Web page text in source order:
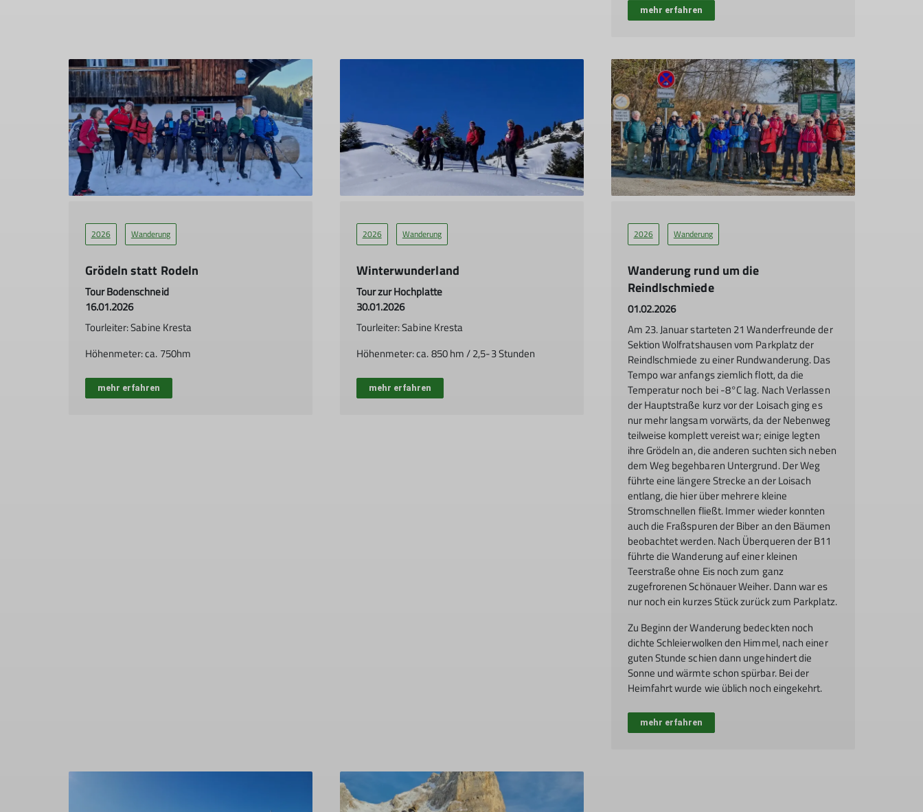
mehr erfahren
2026 Wanderung
Grödeln statt Rodeln
Tour Bodenschneid
16.01.2026
Tourleiter: Sabine Kresta
Höhenmeter: ca. 750hm
mehr erfahren
2026 Wanderung
Winterwunderland
Tour zur Hochplatte
30.01.2026
Tourleiter: Sabine Kresta
Höhenmeter: ca. 850 hm / 2,5-3 Stunden
mehr erfahren
2026 Wanderung
Wanderung rund um die
Reindlschmiede
01.02.2026
Am 23. Januar starteten 21 Wanderfreunde der
Sektion Wolfratshausen vom Parkplatz der
Reindlschmiede zu einer Rundwanderung. Das
Tempo war anfangs ziemlich flott, da die
Temperatur noch bei -8°C lag. Nach Verlassen
der Hauptstraße kurz vor der Loisach ging es
nur mehr langsam vorwärts, da der Nebenweg
teilweise komplett vereist war; einige legten
ihre Grödeln an, die anderen suchten sich neben
dem Weg begehbaren Untergrund. Der Weg
führte eine längere Strecke an der Loisach
entlang, die hier über mehrere kleine
Stromschnellen fließt. Immer wieder konnten
auch die Fraßspuren der Biber an den Bäumen
beobachtet werden. Nach Überqueren der B11
führte die Wanderung auf einer kleinen
Teerstraße ohne Eis noch zum ganz
zugefrorenen Schönauer Weiher. Dann war es
nur noch ein kurzes Stück zurück zum Parkplatz.
Zu Beginn der Wanderung bedeckten noch
dichte Schleierwolken den Himmel, nach einer
guten Stunde schien dann ungehindert die
Sonne und wärmte schon spürbar. Bei der
Heimfahrt wurde wie üblich noch eingekehrt.
mehr erfahren